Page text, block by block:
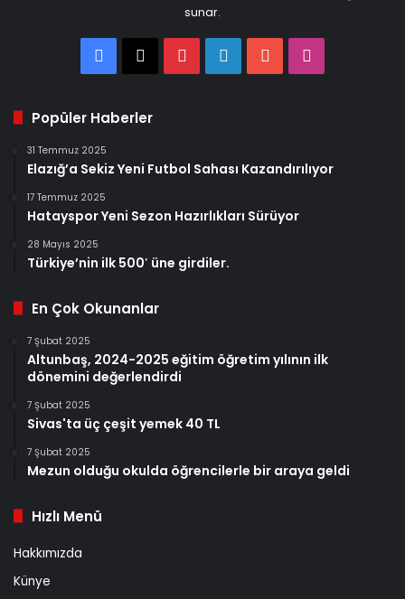
sunar.
Facebook
X PinterestLinkedInYouTube
Popüler Haberler
31 Temmuz 2025
Elazığ’a Sekiz Yeni Futbol Sahası Kazandırılıyor
17 Temmuz 2025
Hatayspor Yeni Sezon Hazırlıkları Sürüyor
28 Mayıs 2025
Türkiye’nin ilk 500′ üne girdiler.
En Çok Okunanlar
7 Şubat 2025
Altunbaş, 2024-2025 eğitim öğretim yılının ilk
dönemini değerlendirdi
7 Şubat 2025
Sivas'ta üç çeşit yemek 40 TL
7 Şubat 2025
Mezun olduğu okulda öğrencilerle bir araya geldi
Hızlı Menü
Hakkımızda
Künye